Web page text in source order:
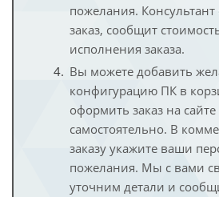
пожелания.
заказ, сообщит
исполнения заказа.
Вы можете добавить
конфигурацию ПК в
оформить заказ на сайте
самостоятельно. В
заказу укажите ваши
пожелания. Мы с вами
уточним детали и